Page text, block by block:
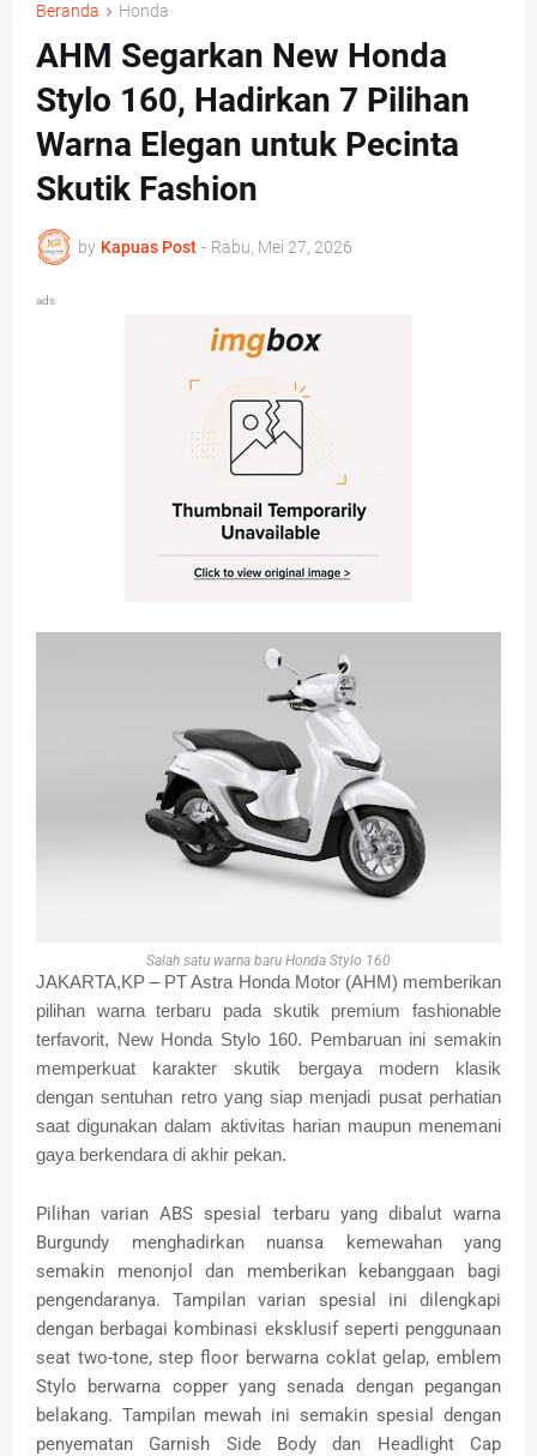
Beranda Honda
AHM Segarkan New Honda
Stylo 160, Hadirkan 7 Pilihan
Warna Elegan untuk Pecinta
Skutik Fashion
by Kapuas Post - Rabu, Mei 27, 2026
ads
Salah satu warna baru Honda Stylo 160
JAKARTA,KP – PT Astra Honda Motor (AHM) memberikan
pilihan warna terbaru pada skutik premium fashionable
terfavorit, New Honda Stylo 160. Pembaruan ini semakin
memperkuat karakter skutik bergaya modern klasik
dengan sentuhan retro yang siap menjadi pusat perhatian
saat digunakan dalam aktivitas harian maupun menemani
gaya berkendara di akhir pekan.
Pilihan varian ABS spesial terbaru yang dibalut warna
Burgundy menghadirkan nuansa kemewahan yang
semakin menonjol dan memberikan kebanggaan bagi
pengendaranya. Tampilan varian spesial ini dilengkapi
dengan berbagai kombinasi eksklusif seperti penggunaan
seat two-tone, step floor berwarna coklat gelap, emblem
Stylo berwarna copper yang senada dengan pegangan
belakang. Tampilan mewah ini semakin spesial dengan
penyematan Garnish Side Body dan Headlight Cap